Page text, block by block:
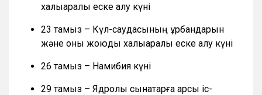
халықаралық еске алу күні
23 тамыз – Күл-саудасының құрбандарын
және оны жоюды халықаралық еске алу күні
26 тамыз – Намибия күні
29 тамыз – Ядролық сынақтарға қарсы іс-